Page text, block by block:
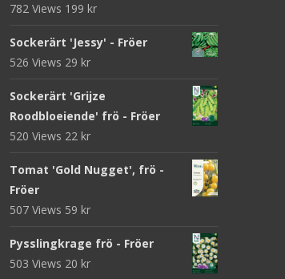
782 Views 199 kr
Sockerärt 'Jessy' - Fröer
526 Views 29 kr
Sockerärt 'Grijze
Roodbloeiende' frö - Fröer
520 Views 22 kr
Tomat 'Gold Nugget', frö -
Fröer
507 Views 59 kr
Pysslingkrage frö - Fröer
503 Views 20 kr